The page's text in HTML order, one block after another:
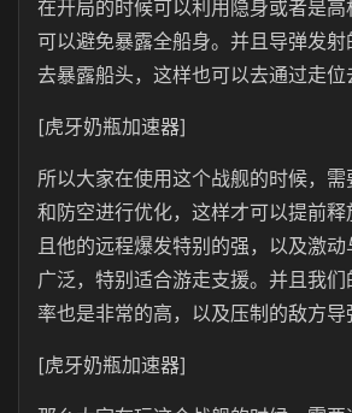
在开局的时候可以利用隐身或者是
可以避免暴露全船身。并且导弹发
去暴露船头，这样也可以去通过走位
[虎牙奶瓶加速器]
所以大家在使用这个战舰的时候，
和防空进行优化，这样才可以提前
且他的远程爆发特别的强，以及激
广泛，特别适合游走支援。并且我
率也是非常的高，以及压制的敌方导
[虎牙奶瓶加速器]